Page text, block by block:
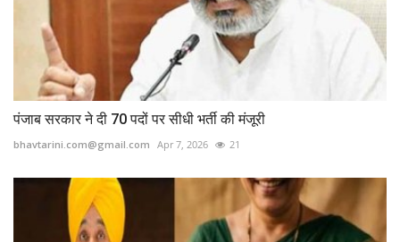
पंजाब सरकार ने दी 70 पदों पर सीधी भर्ती की मंजूरी
bhavtarini.com@gmail.com Apr 7, 2026 21